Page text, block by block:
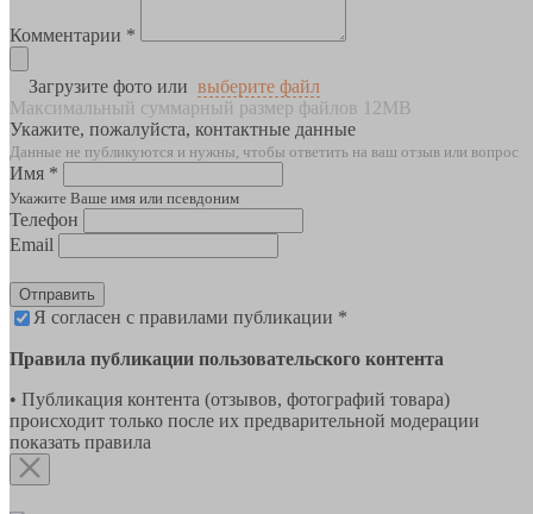
Комментарии *
Загрузите фото или выберите файл
Максимальный суммарный размер файлов 12MB
Укажите, пожалуйста, контактные данные
Данные не публикуются и нужны, чтобы ответить на ваш отзыв или вопрос
Имя *
Укажите Ваше имя или псевдоним
Телефон
Email
Отправить
Я согласен с правилами публикации *
Правила публикации пользовательского контента
• Публикация контента (отзывов, фотографий товара)
происходит только после их предварительной модерации
показать правила